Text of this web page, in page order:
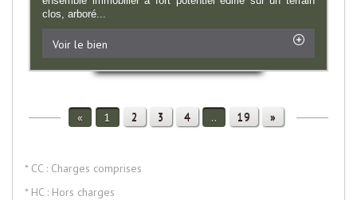
clos, arboré...
Voir le bien
« 1 2 3 4 .. 19 »
* CC : Charges comprises
* HC : Hors charges